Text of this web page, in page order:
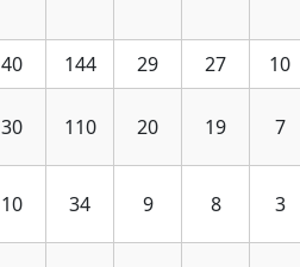
40 144 29 27
10
30 110 20 19 7
10 34 9 8 3